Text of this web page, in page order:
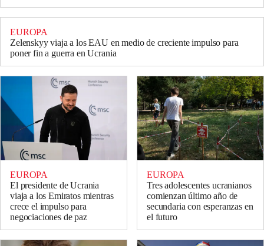
EUROPA
Zelenskyy viaja a los EAU en medio de creciente impulso para
poner fin a guerra en Ucrania
EUROPA
El presidente de Ucrania
viaja a los Emiratos mientras
crece el impulso para
negociaciones de paz
EUROPA
Tres adolescentes ucranianos
comienzan último año de
secundaria con esperanzas en
el futuro